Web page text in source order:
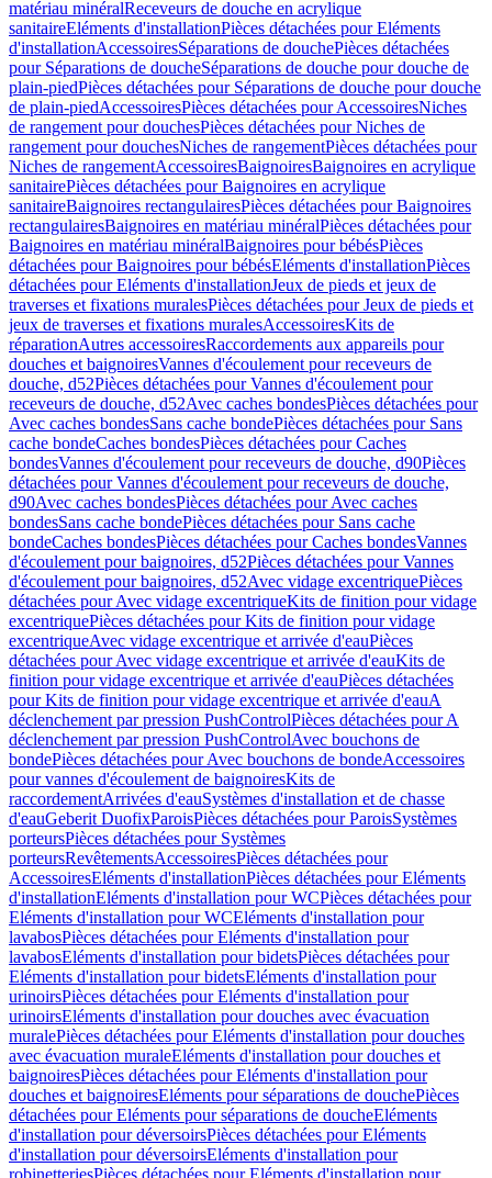
matériau minéralReceveurs de douche en acrylique
sanitaireEléments d'installationPièces détachées pour Eléments
d'installationAccessoiresSéparations de douchePièces détachées
pour Séparations de doucheSéparations de douche pour douche de
plain-piedPièces détachées pour Séparations de douche pour douche
de plain-piedAccessoiresPièces détachées pour AccessoiresNiches
de rangement pour douchesPièces détachées pour Niches de
rangement pour douchesNiches de rangementPièces détachées pour
Niches de rangementAccessoiresBaignoiresBaignoires en acrylique
sanitairePièces détachées pour Baignoires en acrylique
sanitaireBaignoires rectangulairesPièces détachées pour Baignoires
rectangulairesBaignoires en matériau minéralPièces détachées pour
Baignoires en matériau minéralBaignoires pour bébésPièces
détachées pour Baignoires pour bébésEléments d'installationPièces
détachées pour Eléments d'installationJeux de pieds et jeux de
traverses et fixations muralesPièces détachées pour Jeux de pieds et
jeux de traverses et fixations muralesAccessoiresKits de
réparationAutres accessoiresRaccordements aux appareils pour
douches et baignoiresVannes d'écoulement pour receveurs de
douche, d52Pièces détachées pour Vannes d'écoulement pour
receveurs de douche, d52Avec caches bondesPièces détachées pour
Avec caches bondesSans cache bondePièces détachées pour Sans
cache bondeCaches bondesPièces détachées pour Caches
bondesVannes d'écoulement pour receveurs de douche, d90Pièces
détachées pour Vannes d'écoulement pour receveurs de douche,
d90Avec caches bondesPièces détachées pour Avec caches
bondesSans cache bondePièces détachées pour Sans cache
bondeCaches bondesPièces détachées pour Caches bondesVannes
d'écoulement pour baignoires, d52Pièces détachées pour Vannes
d'écoulement pour baignoires, d52Avec vidage excentriquePièces
détachées pour Avec vidage excentriqueKits de finition pour vidage
excentriquePièces détachées pour Kits de finition pour vidage
excentriqueAvec vidage excentrique et arrivée d'eauPièces
détachées pour Avec vidage excentrique et arrivée d'eauKits de
finition pour vidage excentrique et arrivée d'eauPièces détachées
pour Kits de finition pour vidage excentrique et arrivée d'eauA
déclenchement par pression PushControlPièces détachées pour A
déclenchement par pression PushControlAvec bouchons de
bondePièces détachées pour Avec bouchons de bondeAccessoires
pour vannes d'écoulement de baignoiresKits de
raccordementArrivées d'eauSystèmes d'installation et de chasse
d'eauGeberit DuofixParoisPièces détachées pour ParoisSystèmes
porteursPièces détachées pour Systèmes
porteursRevêtementsAccessoiresPièces détachées pour
AccessoiresEléments d'installationPièces détachées pour Eléments
d'installationEléments d'installation pour WCPièces détachées pour
Eléments d'installation pour WCEléments d'installation pour
lavabosPièces détachées pour Eléments d'installation pour
lavabosEléments d'installation pour bidetsPièces détachées pour
Eléments d'installation pour bidetsEléments d'installation pour
urinoirsPièces détachées pour Eléments d'installation pour
urinoirsEléments d'installation pour douches avec évacuation
muralePièces détachées pour Eléments d'installation pour douches
avec évacuation muraleEléments d'installation pour douches et
baignoiresPièces détachées pour Eléments d'installation pour
douches et baignoiresEléments pour séparations de douchePièces
détachées pour Eléments pour séparations de doucheEléments
d'installation pour déversoirsPièces détachées pour Eléments
d'installation pour déversoirsEléments d'installation pour
robinetteriesPièces détachées pour Eléments d'installation pour